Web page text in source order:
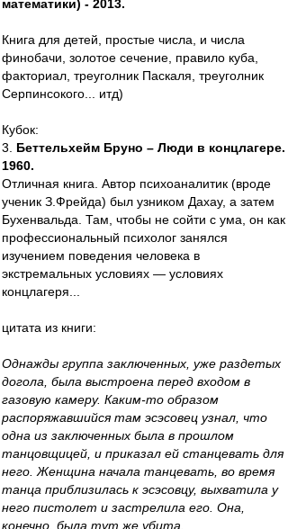
математики) - 2013.
Книга для детей, простые числа, и числа
финобачи, золотое сечение, правило куба,
факториал, треуголник Паскаля, треуголник
Серпинсокого... итд)
Кубок:
3. Беттельхeйм Бруно – Люди в концлагере.
1960.
Отличная книга. Автор психоаналитик (вроде
ученик З.Фрейда) был узником Дахау, а затем
Бухенвальда. Там, чтобы не сойти с ума, он как
профессиональный психолог занялся
изучением поведения человека в
экстремальных условиях — условиях
концлагеря...
цитата из книги:
Однажды группа заключенных, уже раздетых
догола, была выстроена перед входом в
газовую камеру. Каким-то образом
распоряжавшийся там эсэсовец узнал, что
одна из заключенных была в прошлом
танцовщицей, и приказал ей станцевать для
него. Женщина начала танцевать, во время
танца приблизилась к эсэсовцу, выхватила у
него пистолет и застрелила его. Она,
конечно, была тут же убита.